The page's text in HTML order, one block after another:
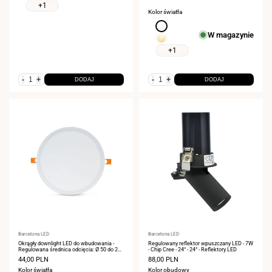
+1
- + DODAJ
Kolor światła
Neutralna
biel
4000K
Ciepła
+1
W magazynie
- + DODAJ
Dostawca:
Barcelona LED
Okrągły downlight LED do wbudowania -
Regulowana średnica odcięcia: Ø 50 do 205
mm - 20W
Cena
sprzedaży
44,00 PLN
Kolor światła
Dostawca:
Barcelona LED
Regulowany reflektor wpuszczany LED - 7W
- Chip Cree - 24° - 24° - Reflektory LED
Cena
sprzedaży
88,00 PLN
Kolor obudowy